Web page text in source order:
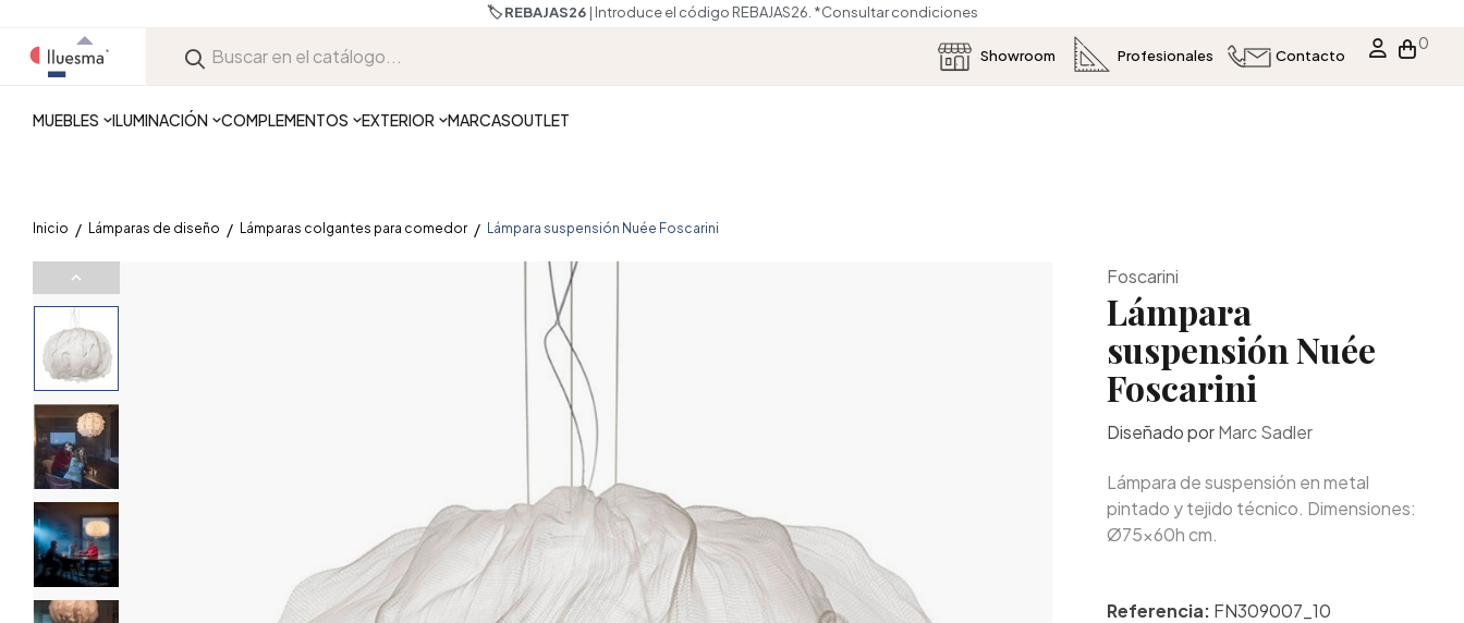
🏷️ REBAJAS26| Introduce el código REBAJAS26. *Consultar condiciones
Showroom Profesionales Contacto
0
MUEBLES ILUMINACIÓN COMPLEMENTOS EXTERIOR MARCASOUTLET
Inicio Lámparas de diseño Lámparas colgantes para comedor Lámpara suspensión Nuée Foscarini
Foscarini
Lámpara
suspensión Nuée
Foscarini
Diseñado porMarc Sadler
Lámpara de suspensión en metal
pintado y tejido técnico. Dimensiones:
Ø75x60h cm.
Referencia: FN309007_10